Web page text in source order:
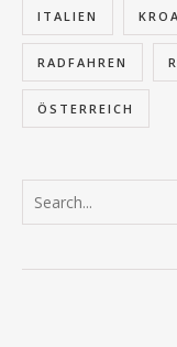
ITALIEN
RADFAHREN
ÖSTERREICH